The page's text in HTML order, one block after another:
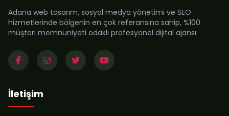
Adana web tasarım, sosyal medya yönetimi ve SEO
hizmetlerinde bölgenin en çok referansına sahip, %100
müşteri memnuniyeti odaklı profesyonel dijital ajansı.
İletişim